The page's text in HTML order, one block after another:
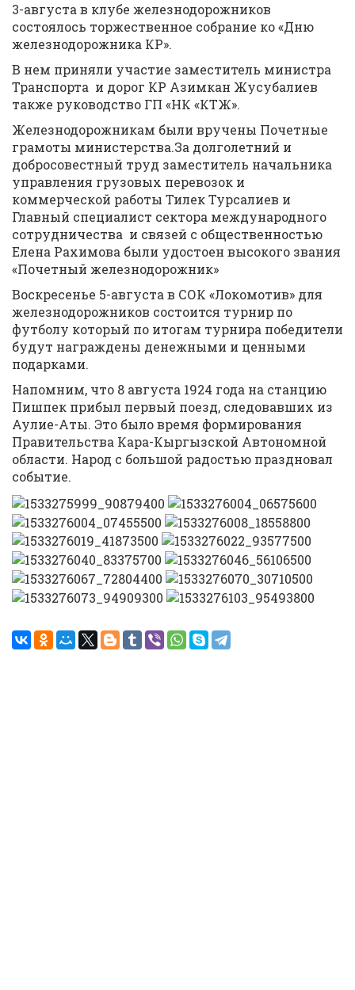
3-августа в клубе железнодорожников
состоялось торжественное собрание ко «Дню
железнодорожника КР».
В нем приняли участие заместитель министра
Транспорта и дорог КР Азимкан Жусубалиев
также руководство ГП «НК «КТЖ».
Железнодорожникам были вручены Почетные
грамоты министерства.За долголетний и
добросовестный труд заместитель начальника
управления грузовых перевозок и
коммерческой работы Тилек Турсалиев и
Главный специалист сектора международного
сотрудничества и связей с общественностью
Елена Рахимова были удостоен высокого звания
«Почетный железнодорожник»
Воскресенье 5-августа в СОК «Локомотив» для
железнодорожников состоится турнир по
футболу который по итогам турнира победители
будут награждены денежными и ценными
подарками.
Напомним, что 8 августа 1924 года на станцию
Пишпек прибыл первый поезд, следовавших из
Аулие-Аты. Это было время формирования
Правительства Кара-Кыргызской Автономной
области. Народ с большой радостью праздновал
событие.